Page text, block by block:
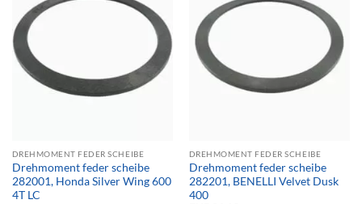
DREHMOMENT FEDER SCHEIBE
Drehmoment feder scheibe
282001, Honda Silver Wing 600
4T LC
DREHMOMENT FEDER SCHEIBE
Drehmoment feder scheibe
282201, BENELLI Velvet Dusk
400